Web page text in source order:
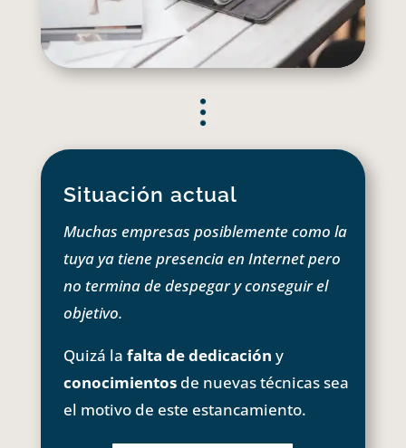
Situación actual
Muchas empresas posiblemente como la
tuya ya tiene presencia en Internet pero
no termina de despegar y conseguir el
objetivo.
Quizá la falta de dedicación y
conocimientosde nuevas técnicas sea
el motivo de este estancamiento.